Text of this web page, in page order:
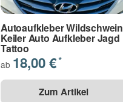
Autoaufkleber Wildschwein
Keiler Auto Aufkleber Jagd
Tattoo
ab 18,00 €*
Zum Artikel